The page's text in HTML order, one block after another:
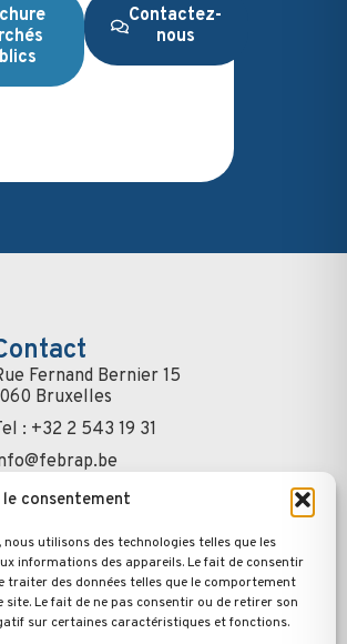
le consentement
utilisons des technologies telles que les
informations des appareils. Le fait de consentir
traiter des données telles que le comportement
site. Le fait de ne pas consentir ou de retirer son
sur certaines caractéristiques et fonctions.
Contactez-
nous
Fernand Bernier 15
Bruxelles
: +32 2 543 19 31
S'inscrire à la